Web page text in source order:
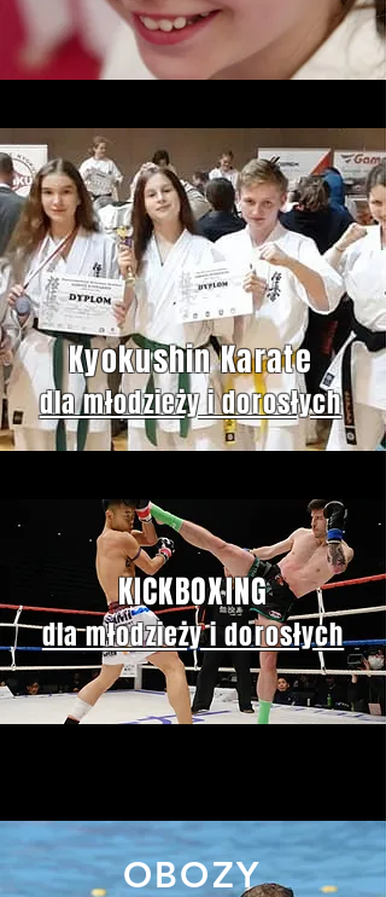
Kyokushin Karate
dla młodzieży i dorosłych
KICKBOXING
dla młodzieży i dorosłych
OBOZY